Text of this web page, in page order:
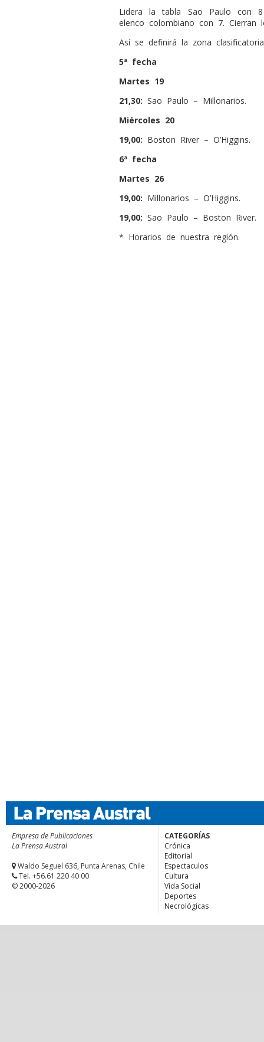
Lidera la tabla Sao Paulo con 8
elenco colombiano con 7. Cierran
Así se definirá la zona
5ª fecha
Martes 19
21,30: Sao Paulo – Millonarios.
Miércoles 20
19,00: Boston River – O’Higgins.
6ª fecha
Martes 26
19,00: Millonarios – O’Higgins.
19,00: Sao Paulo – Boston River.
* Horarios de nuestra región.
Empresa de Publicaciones
La Prensa Austral
Waldo Seguel 636, Punta Arenas, Chile
Tel. +56.61 220 40 00
© 2000-2026
CATEGORÍAS
Crónica
Editorial
Espectaculos
Cultura
Vida Social
Deportes
Necrológicas